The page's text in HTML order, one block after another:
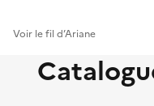
Voir le fil d’Ariane